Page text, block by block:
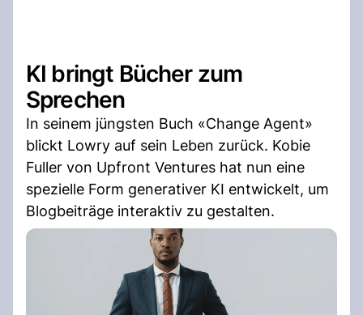
KI bringt Bücher zum
Sprechen
In seinem jüngsten Buch «Change Agent»
blickt Lowry auf sein Leben zurück. Kobie
Fuller von Upfront Ventures hat nun eine
spezielle Form generativer KI entwickelt, um
Blogbeiträge interaktiv zu gestalten.